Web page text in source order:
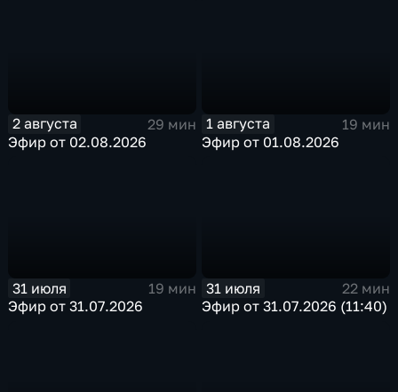
2 августа
29 мин
Эфир от 02.08.2026
1 августа
19 мин
Эфир от 01.08.2026
31 июля
19 мин
Эфир от 31.07.2026
31 июля
22 мин
Эфир от 31.07.2026 (11:40)